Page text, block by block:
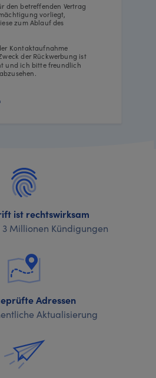
den betreffenden Vertrag
vorliegt,
zum Ablauf des
Kontaktaufnahme
der Rückwerbung ist
und ich bitte freundlich
ist rechtswirksam
Millionen Kündigungen
Adressen
Aktualisierung